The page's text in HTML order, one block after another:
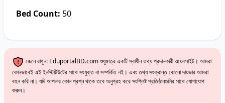
Bed Count: 50
জেনে রাখুন: EduportalBD.com শুধুমাত্র একটি স্বাধীন তথ্য প্রদানকারী ওয়েবসাইট। আমরা
কোনভাবেই এই ইনস্টিটিউটের সাথে সংযুক্ত বা সম্পর্কিত নই। এবং তথ্য সংক্রান্ত কোনো দায়ভার আমরা
বহন করি না। যদি আপনার কোন প্রশ্ন থাকে তবে অনুগ্রহ করে সংশ্লিষ্ট প্রতিষ্ঠানগুলির সাথে যোগাযোগ
করুন।